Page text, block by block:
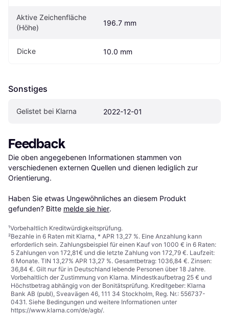
Aktive Zeichenfläche
(Höhe)
196.7 mm
Dicke 10.0 mm
Sonstiges
Gelistet bei Klarna 2022-12-01
Feedback
Die oben angegebenen Informationen stammen von
verschiedenen externen Quellen und dienen lediglich zur
Orientierung.
Haben Sie etwas Ungewöhnliches an diesem Produkt
gefunden? Bitte melde sie hier.
¹Vorbehaltlich Kreditwürdigkeitsprüfung.
²Bezahle in 6 Raten mit Klarna, * APR 13,27 %. Eine Anzahlung kann
erforderlich sein. Zahlungsbeispiel für einen Kauf von 1000 € in 6 Raten:
5 Zahlungen von 172,81€ und die letzte Zahlung von 172,79 €. Laufzeit:
6 Monate. TIN 13,27% APR 13,27 %. Gesamtbetrag: 1036,84 €. Zinsen:
36,84 €. Gilt nur für in Deutschland lebende Personen über 18 Jahre.
Vorbehaltlich der Zustimmung von Klarna. Mindestkaufbetrag 25 € und
Höchstbetrag abhängig von der Bonitätsprüfung. Kreditgeber: Klarna
Bank AB (publ), Sveavägen 46, 111 34 Stockholm, Reg. Nr.: 556737-
0431. Siehe Bedingungen und weitere Informationen unter
https://www.klarna.com/de/agb/.